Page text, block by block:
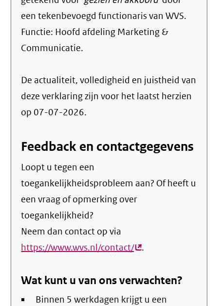
een tekenbevoegd functionaris van WVS.
Functie: Hoofd afdeling Marketing &
Communicatie.
De actualiteit, volledigheid en juistheid van
deze verklaring zijn voor het laatst herzien
op 07-07-2026.
Feedback en contactgegevens
Loopt u tegen een
toegankelijkheidsprobleem aan? Of heeft u
een vraag of opmerking over
toegankelijkheid?
Neem dan contact op via
https://www.wvs.nl/contact/(externe
.
Wat kunt u van ons verwachten?
Binnen 5 werkdagen krijgt u een